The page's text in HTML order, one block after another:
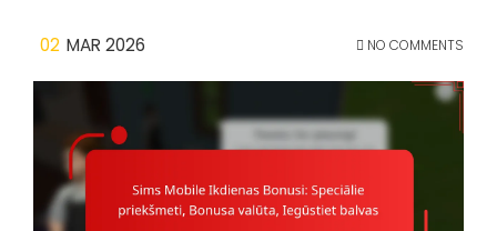
02 MAR 2026 NO COMMENTS